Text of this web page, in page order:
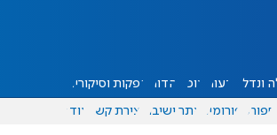
ונדל"ן דעות אוכל יהדות הפקות וסיקורים
ספורט פורומים אתר ישיבה יצירת קשר עוד